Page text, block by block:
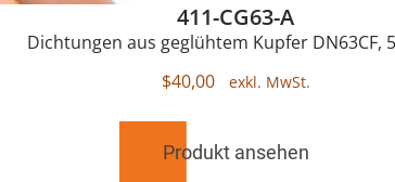
411-CG63-A
Dichtungen aus geglühtem Kupfer DN63CF,
$40,00
Produkt ansehen